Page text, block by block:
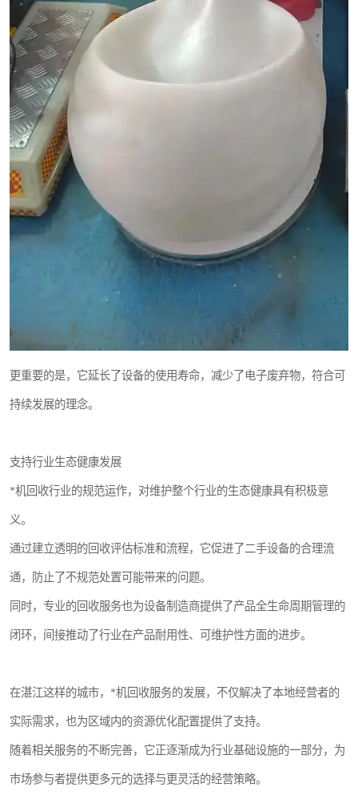
更重要的是，它延长了设备的使用寿命，减少了电子废弃物，符合可
持续发展的理念。
支持行业生态健康发展
*机回收行业的规范运作，对维护整个行业的生态健康具有积极意
义。
通过建立透明的回收评估标准和流程，它促进了二手设备的合理流
通，防止了不规范处置可能带来的问题。
同时，专业的回收服务也为设备制造商提供了产品全生命周期管理的
闭环，间接推动了行业在产品耐用性、可维护性方面的进步。
在湛江这样的城市，*机回收服务的发展，不仅解决了本地经营者的
实际需求，也为区域内的资源优化配置提供了支持。
随着相关服务的不断完善，它正逐渐成为行业基础设施的一部分，为
市场参与者提供更多元的选择与更灵活的经营策略。